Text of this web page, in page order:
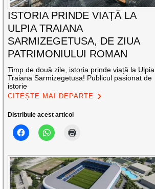
ISTORIA PRINDE VIAȚĂ LA
ULPIA TRAIANA
SARMIZEGETUSA, DE ZIUA
PATRIMONIULUI ROMAN
Timp de două zile, istoria prinde viață la Ulpia
Traiana Sarmizegetusa! Publicul pasionat de
istorie
CITEȘTE MAI DEPARTE
Distribuie acest articol